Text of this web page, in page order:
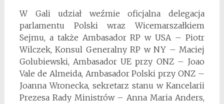
W Gali udział weźmie oficjalna delegacja
parlamentu Polski wraz Wicemarszałkiem
Sejmu, a także Ambasador RP w USA – Piotr
Wilczek, Konsul Generalny RP w NY – Maciej
Golubiewski, Ambasador UE przy ONZ – Joao
Vale de Almeida, Ambasador Polski przy ONZ –
Joanna Wronecka, sekretarz stanu w Kancelarii
Prezesa Rady Ministrów – Anna Maria Anders,